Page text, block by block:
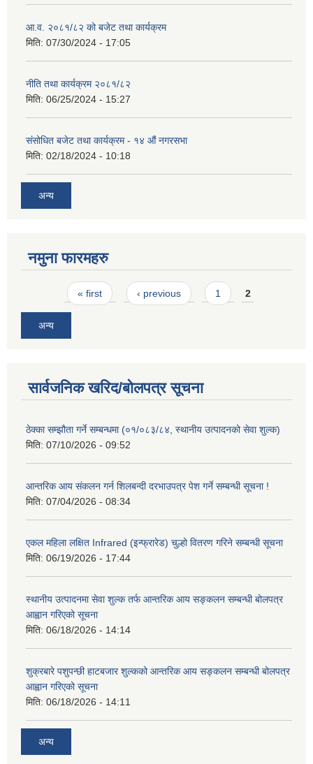
आ.व. २०८१/८२ को बजेट तथा कार्यक्रम
मिति: 07/30/2024 - 17:05
नीति तथा कार्यक्रम २०८१/८२
मिति: 06/25/2024 - 15:27
संसोधित बजेट तथा कार्यक्रम - १४ औं नगरसभा
मिति: 02/18/2024 - 10:18
अन्य
नमुना फारमहरु
Pages« first ‹ previous 1 2
अन्य
सार्वजनिक खरिद/बोलपत्र सूचना
ठेक्का सम्झौता गर्ने सम्बन्धमा (०१/०८३/८४, स्थानीय उत्पादनको सेवा शुल्क)
मिति: 07/10/2026 - 09:52
आन्तरिक आय संकलन गर्न शिलबन्दी दरभाउपत्र पेश गर्ने सम्बन्धी सूचना !
मिति: 07/04/2026 - 08:34
एकल महिला लक्षित Infrared (इन्फ्रारेड) चुल्हो वितरण गरिने सम्बन्धी सूचना
मिति: 06/19/2026 - 17:44
स्थानीय उत्पादनमा सेवा शुल्क तर्फ आन्तरिक आय सङ्कलन सम्बन्धी बोलपत्र
आह्वान गरिएको सूचना
मिति: 06/18/2026 - 14:14
शुक्रबारे पशुपन्छी हाटबजार शुल्कको आन्तरिक आय सङ्कलन सम्बन्धी बोलपत्र
आह्वान गरिएको सूचना
मिति: 06/18/2026 - 14:11
अन्य